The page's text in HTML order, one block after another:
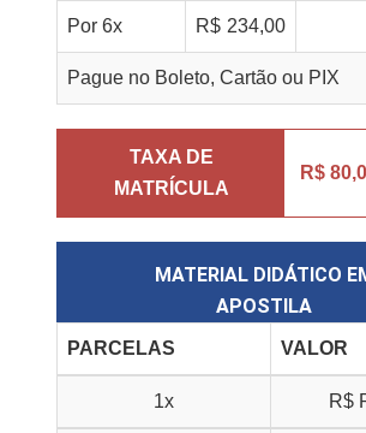
Por 6x R$ 234,00
Pague no Boleto, Cartão ou PIX
TAXA DE
MATRÍCULA
R$
MATERIAL DIDÁTICO
APOSTILA
PARCELAS VALOR
1x R$